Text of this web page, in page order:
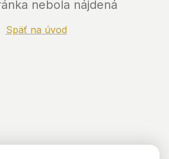
nebola nájdená
Späť na úvod